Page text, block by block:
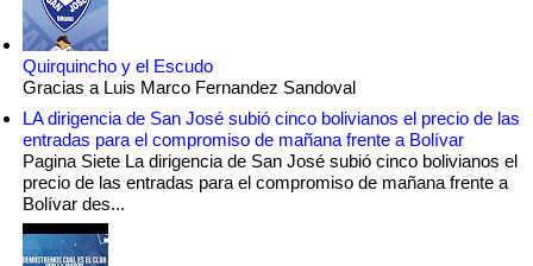
Quirquincho y el Escudo
Gracias a Luis Marco Fernandez Sandoval
LA dirigencia de San José subió cinco bolivianos el precio de las
entradas para el compromiso de mañana frente a Bolívar
Pagina Siete La dirigencia de San José subió cinco bolivianos el
precio de las entradas para el compromiso de mañana frente a
Bolívar des...